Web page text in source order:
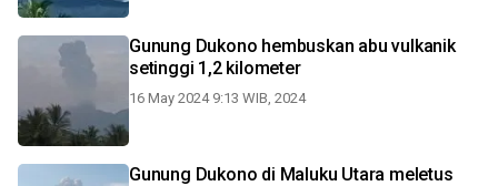
Gunung Dukono hembuskan abu vulkanik
setinggi 1,2 kilometer
16 May 2024 9:13 WIB, 2024
Gunung Dukono di Maluku Utara meletus